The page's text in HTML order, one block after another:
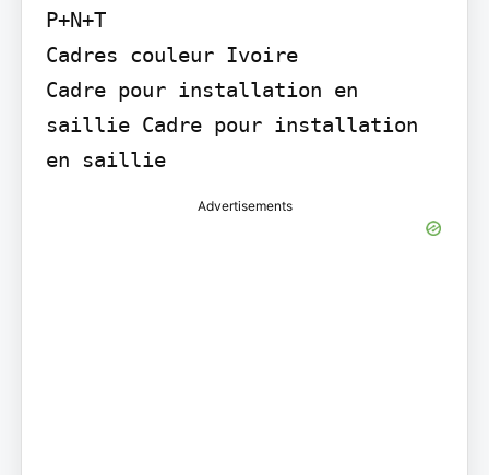
P+N+T
Cadres couleur Ivoire
Cadre pour installation en
saillie Cadre pour installation
en saillie
Advertisements